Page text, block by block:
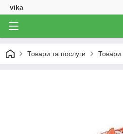
vika
Товари та послуги Товари